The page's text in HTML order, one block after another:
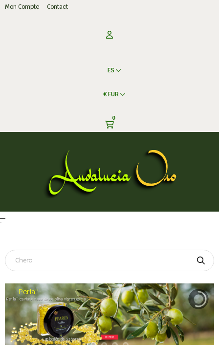
Mon Compte Contact
ES
€ EUR
0
de palanca
SHOP NOW
Perla''
Perla '' caviar de aceite de oliva virgen extra
Explosión de Sabores